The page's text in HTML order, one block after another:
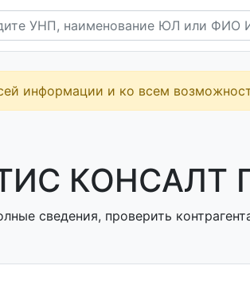
информации и ко всем
КОНСАЛТ
сведения, проверить